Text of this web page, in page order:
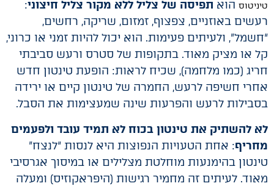
טיניטוס הוא תפיסה של צליל ללא מקור צליל חיצוני:
רעשים באוזניים, צפצוף, זמזום, שריקה, רחשים,
“חשמל”, ולעיתים פעימות. הוא יכול להיות זמני או כרוני,
קל או מציק מאוד. בתקופות של סטרס ורעש סביבתי
חריג (כמו מלחמה), שכיח לראות: הופעת טינטון חדש
אחרי חשיפה לרעש, החמרה של טינטון קיים או ירידה
בסבילות לרעש והפרעות שינה שמעצימות את הסבל.
לא להשתיק את טינטון בכוח לא תמיד עובד ולפעמים
מחריף: אחת הטעויות הנפוצות היא לנסות “לנצח”
טינטון בהימנעות מוחלטת מצלילים או במיסוך אגרסיבי
מאוד. לעיתים זה מחמיר רגישות (היפראקוזיס) ומעלה